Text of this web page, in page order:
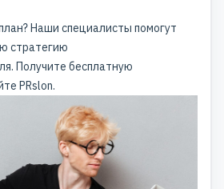
Наши специалисты помогут
стратегию
Получите бесплатную
PRslon.